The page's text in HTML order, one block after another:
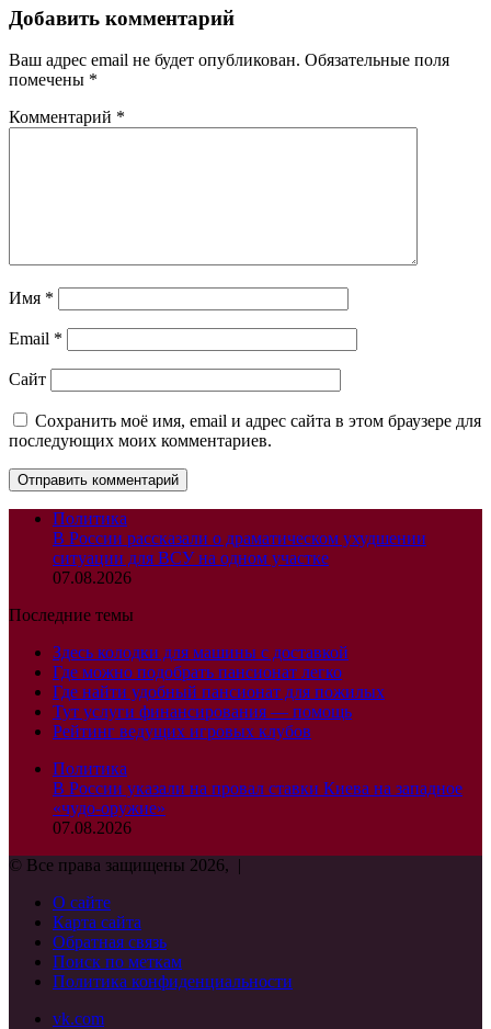
Добавить комментарий
Ваш адрес email не будет опубликован. Обязательные поля
помечены *
Комментарий *
Имя *
Email *
Сайт
Сохранить моё имя, email и адрес сайта в этом браузере для
последующих моих комментариев.
Политика
В России рассказали о драматическом ухудшении
ситуации для ВСУ на одном участке
07.08.2026
Последние темы
Здесь колодки для машины с доставкой
Где можно подобрать пансионат легко
Где найти удобный пансионат для пожилых
Тут услуги финансирования — помощь
Рейтинг ведущих игровых клубов
Политика
В России указали на провал ставки Киева на западное
«чудо-оружие»
07.08.2026
© Все права защищены 2026, |
О сайте
Карта сайта
Обратная связь
Поиск по меткам
Политика конфиденциальности
vk.com